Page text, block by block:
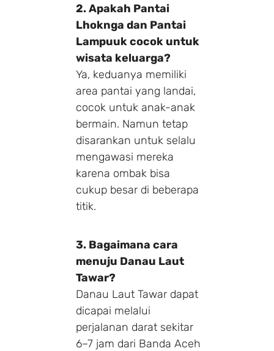
2. Apakah Pantai
Lhoknga dan Pantai
Lampuuk cocok untuk
wisata keluarga?
Ya, keduanya memiliki
area pantai yang landai,
cocok untuk anak-anak
bermain. Namun tetap
disarankan untuk selalu
mengawasi mereka
karena ombak bisa
cukup besar di beberapa
titik.
3. Bagaimana cara
menuju Danau Laut
Tawar?
Danau Laut Tawar dapat
dicapai melalui
perjalanan darat sekitar
6–7 jam dari Banda Aceh
Make a Booking
1 Adults 1 Room
Search